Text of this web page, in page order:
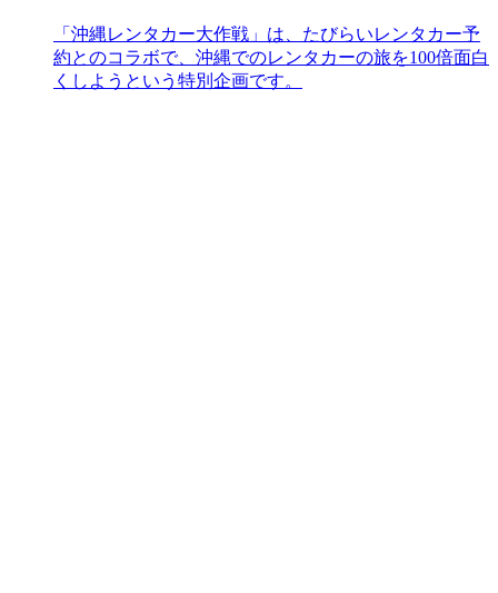
「沖縄レンタカー大作戦」は、たびらいレンタカー予
約とのコラボで、沖縄でのレンタカーの旅を100倍面白
くしようという特別企画です。